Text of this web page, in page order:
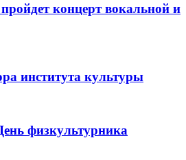
концерт вокальной и
института культуры
физкультурника